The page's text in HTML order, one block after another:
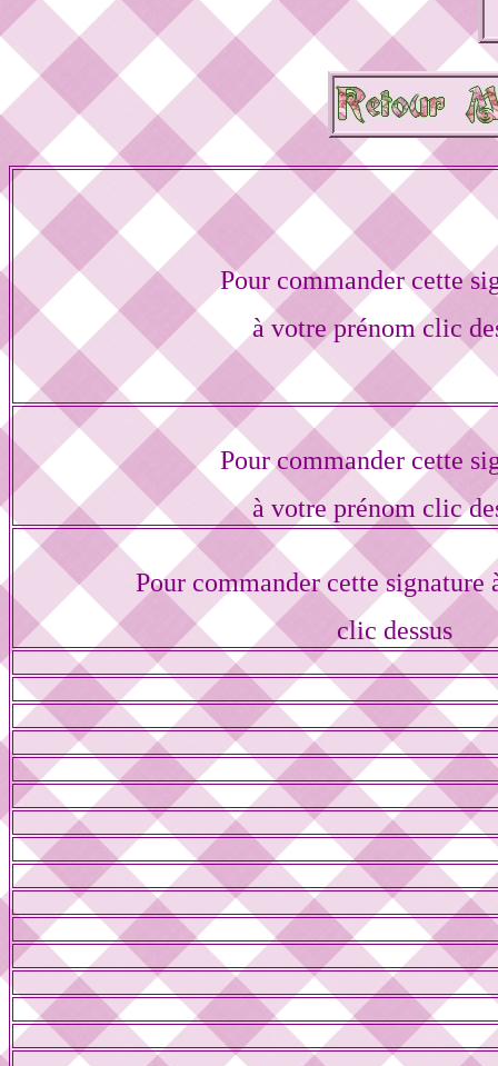
Pour commander cette
à votre prénom clic
Pour commander cette
à votre prénom clic
Pour commander cette signature
clic dessus